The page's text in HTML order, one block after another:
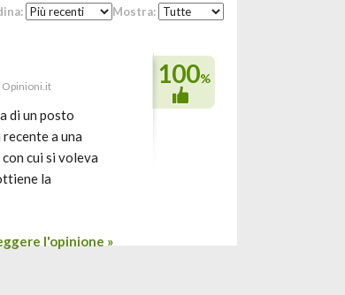
Mostra:
Opinioni.it
di un posto
a una
cui si voleva
la
l'opinione »
100%